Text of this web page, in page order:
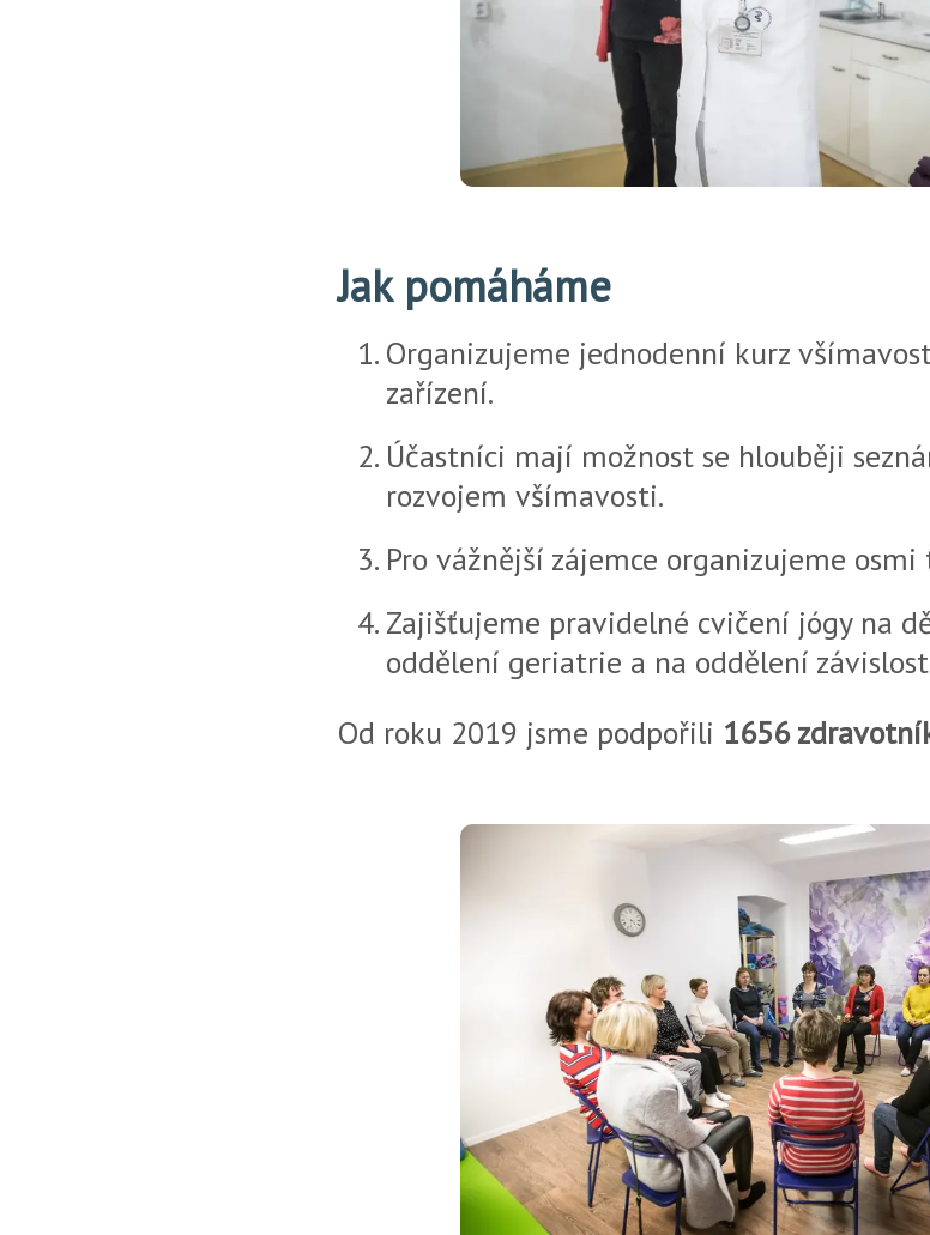
Jak pomáháme
Organizujeme jednodenní kurz
zařízení.
Účastníci mají možnost se hlouběji
rozvojem všímavosti.
Pro vážnější zájemce organizujeme
Zajišťujeme pravidelné cvičení jógy na
oddělení geriatrie a na oddělení
Od roku 2019 jsme podpořili 1656